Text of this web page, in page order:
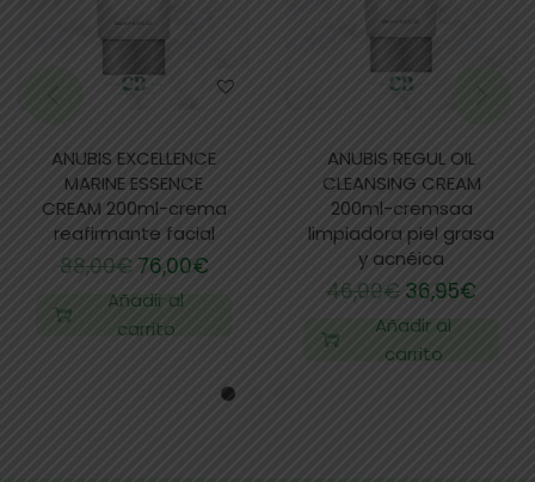
ANUBIS EXCELLENCE
MARINE ESSENCE
CREAM 200ml-crema
reafirmante facial
88,00€ 76,00€
Añadir al
carrito
ANUBIS REGUL OIL
CLEANSING CREAM
200ml-cremsaa
limpiadora piel grasa
y acnéica
46,00€ 36,95€
Añadir al
carrito